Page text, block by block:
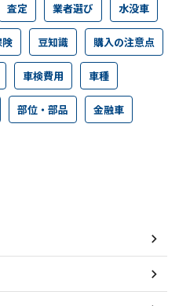
査定 業者選び 水没車
険 豆知識 購入の注意点
車検費用 車種
部位・部品 金融車